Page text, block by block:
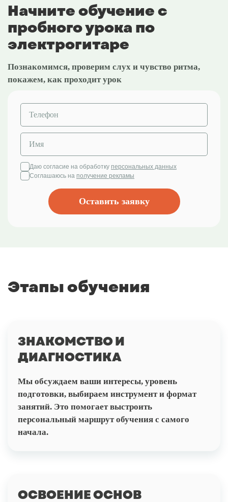
Начните обучение с
пробного урока по
электрогитаре
Познакомимся, проверим слух и чувство ритма,
покажем, как проходит урок
Даю согласие на обработку персональных данных
Соглашаюсь на получение рекламы
Оставить заявку
Этапы обучения
ЗНАКОМСТВО И
ДИАГНОСТИКА
Мы обсуждаем ваши интересы, уровень
подготовки, выбираем инструмент и формат
занятий. Это помогает выстроить
персональный маршрут обучения с самого
начала.
ОСВОЕНИЕ ОСНОВ